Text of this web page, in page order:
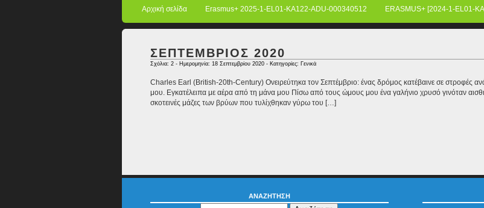
Αρχική σελίδα Erasmus+ 2025-1-EL01-KA122-ADU-000340512 ERASMUS+ [2024-1-EL01-
ΣΕΠΤΕΜΒΡΙΟΣ 2020
Σχόλια: 2 - Ημερομηνία: 18 Σεπτεμβρίου 2020 - Κατηγορίες: Γενικά
Charles Earl (British-20th-Century) Ονειρεύτηκα τον Σεπτέμβριο: ένας δρόμος κατέβαινε σε στροφές
μου. Εγκατέλειπα με αέρα από τη μάνα μου Πίσω από τους ώμους μου ένα γαλήνιο χρυσό γινόταν
σκοτεινές μάζες των βρύων που τυλίχθηκαν γύρω του […]
ΑΝΑΖΉΤΗΣΗ